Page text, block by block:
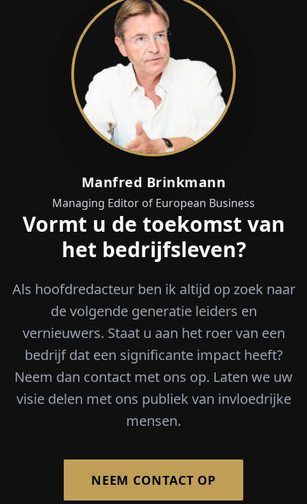
Manfred Brinkmann
Managing Editor of European Business
Vormt u de toekomst van
het bedrijfsleven?
Als hoofdredacteur ben ik altijd op zoek naar
de volgende generatie leiders en
vernieuwers. Staat u aan het roer van een
bedrijf dat een significante impact heeft?
Neem dan contact met ons op. Laten we uw
visie delen met ons publiek van invloedrijke
mensen.
NEEM CONTACT OP